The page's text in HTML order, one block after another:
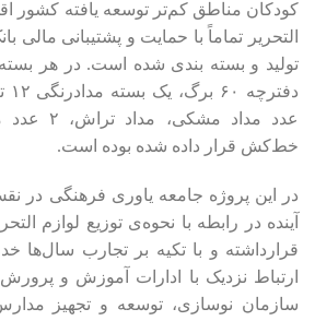
کودکان مناطق کم‌تر توسعه یافته کشور
التحریر تماماً با حمایت و پشتیبانی مالی
عدد مداد
خط‌کش قرار داده شده بوده است.
در این پروژه جامعه یاوری فرهنگی در
قرارداشته و با تکیه بر تجارب سال‌ها
ارتباط نزدیک با ادارات آموزش و
سازمان نوسازی، توسعه و تجهیز